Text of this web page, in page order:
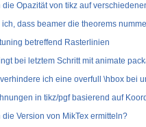
die Opazität von tikz auf
dass beamer die theorems
betreffend Rasterlinien
bei letztem Schritt mit animate
ich eine overfull \hbox bei
in tikz/pgf basierend auf
die Version von MikTex ermitteln?